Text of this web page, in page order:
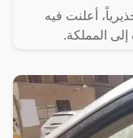
أعلنت فيه
المملكة.